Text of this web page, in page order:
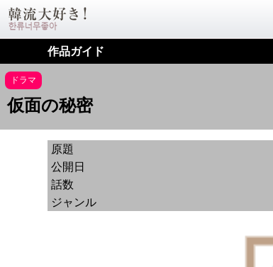
作品ガイド
ドラマ
仮面の秘密
原題
公開日
話数
ジャンル